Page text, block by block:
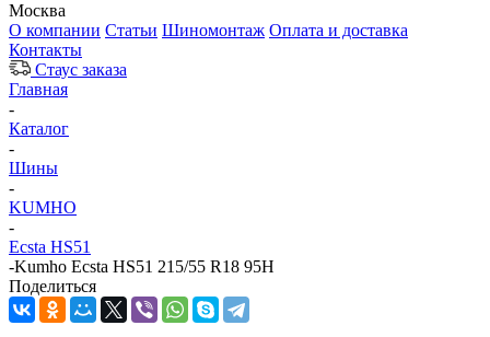
Москва
О компании Статьи Шиномонтаж Оплата и доставка
Контакты
Стаус заказа
Главная
-
Каталог
-
Шины
-
KUMHO
-
Ecsta HS51
-Kumho Ecsta HS51 215/55 R18 95H
Поделиться